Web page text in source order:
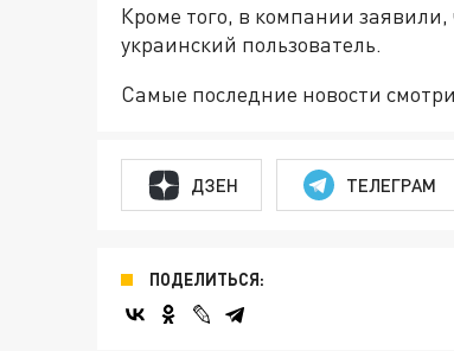
Кроме того, в компании
украинский пользователь.
Самые последние новости
ДЗЕН ТЕЛЕГРАМ
ПОДЕЛИТЬСЯ: